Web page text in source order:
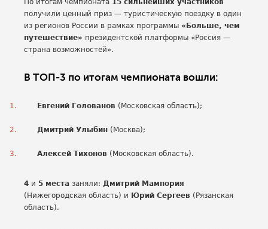
По итогам чемпионата 15 сильнейших участников
получили ценный приз — туристическую поездку в один
из регионов России в рамках программы «Больше, чем
путешествие» президентской платформы «Россия —
страна возможностей».
В ТОП-3 по итогам чемпионата вошли:
Евгений Голованов (Московская область);
Дмитрий Улыбин (Москва);
Алексей Тихонов (Московская область).
4 и 5 места заняли: Дмитрий Мампория
(Нижегородская область) и Юрий Сергеев (Рязанская
область).